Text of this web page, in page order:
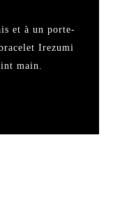
et à un porte-
Irezumi
main.